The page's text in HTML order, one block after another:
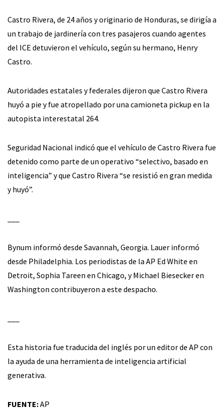
Castro Rivera, de 24 años y originario de Honduras, se dirigía a
un trabajo de jardinería con tres pasajeros cuando agentes
del ICE detuvieron el vehículo, según su hermano, Henry
Castro.
Autoridades estatales y federales dijeron que Castro Rivera
huyó a pie y fue atropellado por una camioneta pickup en la
autopista interestatal 264.
Seguridad Nacional indicó que el vehículo de Castro Rivera fue
detenido como parte de un operativo “selectivo, basado en
inteligencia” y que Castro Rivera “se resistió en gran medida
y huyó”.
Bynum informó desde Savannah, Georgia. Lauer informó
desde Philadelphia. Los periodistas de la AP Ed White en
Detroit, Sophia Tareen en Chicago, y Michael Biesecker en
Washington contribuyeron a este despacho.
Esta historia fue traducida del inglés por un editor de AP con
la ayuda de una herramienta de inteligencia artificial
generativa.
FUENTE:AP